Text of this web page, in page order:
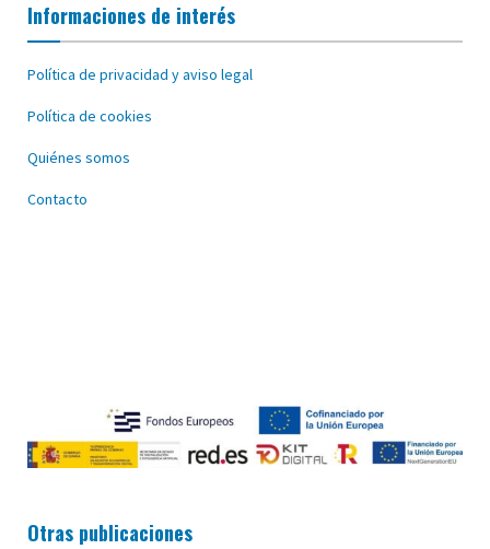
Informaciones de interés
Política de privacidad y aviso legal
Política de cookies
Quiénes somos
Contacto
Otras publicaciones